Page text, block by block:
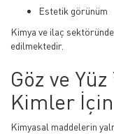
Estetik görünüm
Kimya ve ilaç
edilmektedir.
Göz ve
Kimler
Kimyasal maddelerin